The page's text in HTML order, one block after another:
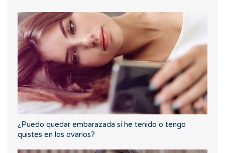
¿Puedo quedar embarazada si he tenido o tengo
quistes en los ovarios?